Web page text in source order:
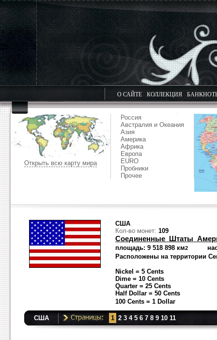
О САЙТЕ КОЛЛЕКЦИЯ
Открыть всю карту мира
Россия
Австралия и Океания
Азия
Америка
Африка
Европа
EURO
Пробники
Прочее
США
Кол-во монет: 109
Соединенные Штаты
площадь: 9 518 898 км2
Расположены на территории
Nickel = 5 Cents
Dime = 10 Cents
Quarter = 25 Cents
Half Dollar = 50 Cents
100 Cents = 1 Dollar
США 1 2 3 4 5 6 7 8 9 10 11